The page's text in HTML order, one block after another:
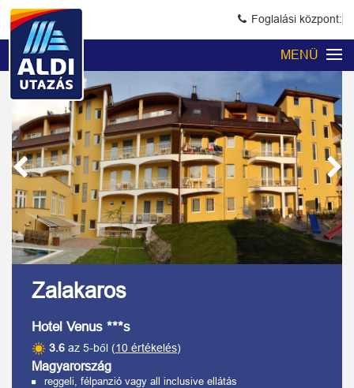
Foglalási központ:
MENÜ
Previous Next
Zalakaros
Hotel Venus ***s
3.6 az 5-ből (10 értékelés)
Magyarország
reggeli, félpanzió vagy all inclusive ellátás